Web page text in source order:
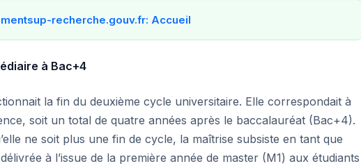
recherche.gouv.fr: Accueil
à Bac+4
la fin du deuxième cycle universitaire. Elle correspondait à
soit un total de quatre années après le baccalauréat (Bac+4).
ne soit plus une fin de cycle, la maîtrise subsiste en tant que
à l’issue de la première année de master (M1) aux étudiants